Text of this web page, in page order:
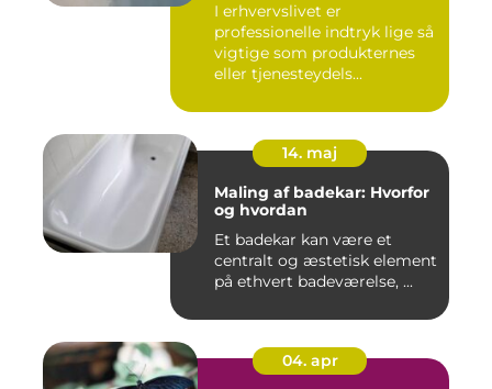
I erhvervslivet er
professionelle indtryk lige så
vigtige som produkternes
eller tjenesteydels...
14. maj
Maling af badekar: Hvorfor
og hvordan
Et badekar kan være et
centralt og æstetisk element
på ethvert badeværelse, ...
04. apr